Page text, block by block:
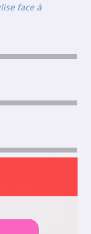
face à